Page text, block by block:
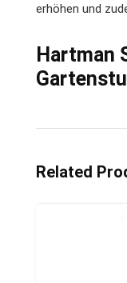
erhöhen und
Hartman
Related